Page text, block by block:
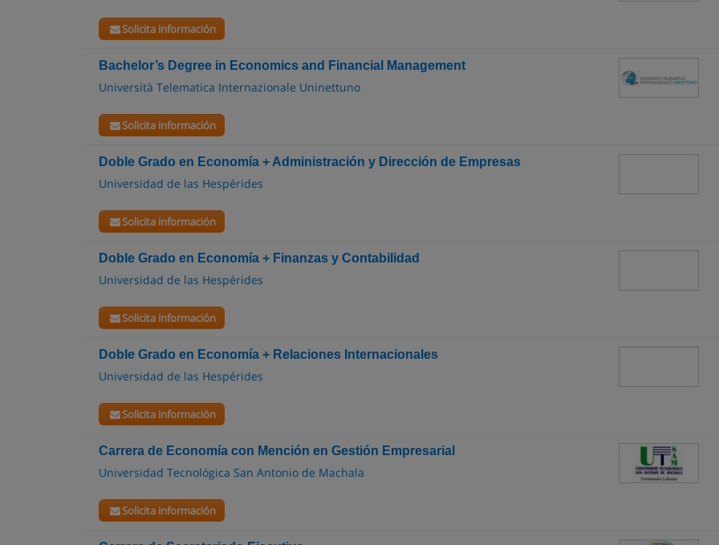
Solicita información
Bachelor’s Degree in Economics and Financial Management
Università Telematica Internazionale Uninettuno
Solicita información
Doble Grado en Economía + Administración y Dirección de Empresas
Universidad de las Hespérides
Solicita información
Doble Grado en Economía + Finanzas y Contabilidad
Universidad de las Hespérides
Solicita información
Doble Grado en Economía + Relaciones Internacionales
Universidad de las Hespérides
Solicita información
Carrera de Economía con Mención en Gestión Empresarial
Universidad Tecnológica San Antonio de Machala
Solicita información